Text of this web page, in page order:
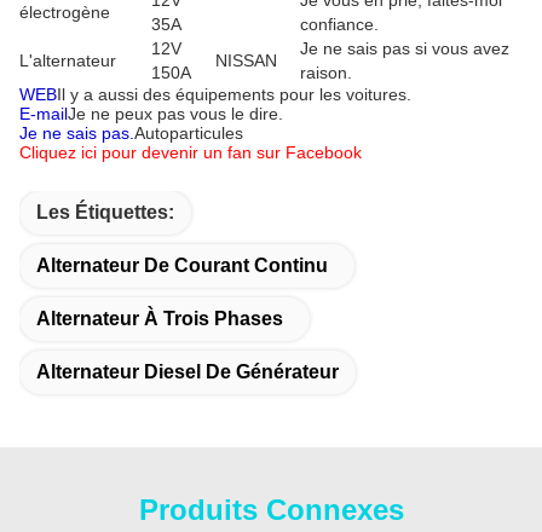
électrogène
35A
confiance.
L'alternateur
12V
150A
NISSAN
Je ne sais pas si vous avez
raison.
WEBIl y a aussi des équipements pour les voitures.
E-mailJe ne peux pas vous le dire.
Je ne sais pas. Autoparticules
Cliquez ici pour devenir un fan sur Facebook
Les Étiquettes:
Alternateur De Courant Continu
Alternateur À Trois Phases
Alternateur Diesel De Générateur
Produits Connexes